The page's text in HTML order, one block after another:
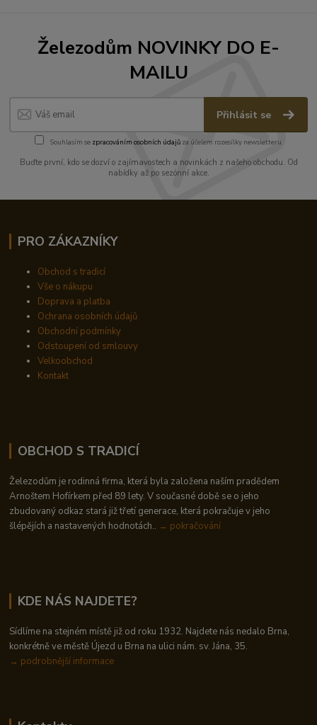
Železodům NOVINKY DO E-
MAILU
Přihlásit se
Souhlasím se zpracováním osobních údajůza účelem rozesílky newsletteru.
Buďte první, kdo se dozví o zajímavostech a novinkách z našeho obchodu. Od
nabídky až po sezónní akce.
PRO ZÁKAZNÍKY
Obchod s tradicí
Vše o nákupu
Doprava a platba
Ochrana osobních údajů
Obchodní podmínky
Odstoupení od smlouvy
Velkoobchod
Kontakt
OBCHOD S TRADICÍ
Železodům je rodinná firma, která byla založena naším pradědem
Arnoštem Hofírkem před 89 lety. V současné době se o jeho
zbudovaný odkaz stará již třetí generace, která pokračuje v jeho
šlépějích a nastavených hodnotách.. → pokračování
KDE NÁS NAJDETE?
Sídlíme na stejném místě již od roku 1932. Najdete nás nedalo Brna,
konkrétně ve městě Újezd u Brna na ulici nám. sv. Jána, 35.
→ podrobnější informace